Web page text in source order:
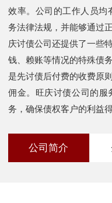
效率。公司的工作人员均
务法律法规，并能够通过
庆讨债公司还提供了一些
钱、赖账等情况的特殊债
是先讨债后付费的收费原
佣金。旺庆讨债公司的服
务，确保债权客户的利益得
公司简介